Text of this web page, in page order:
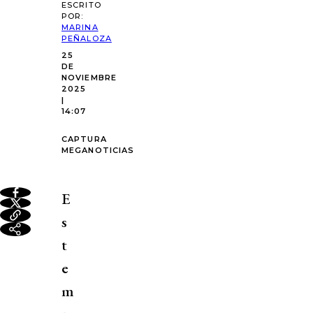
ESCRITO
POR:
MARINA
PEÑALOZA
25
DE
NOVIEMBRE
2025
|
14:07
CAPTURA
MEGANOTICIAS
E
s
t
e
m